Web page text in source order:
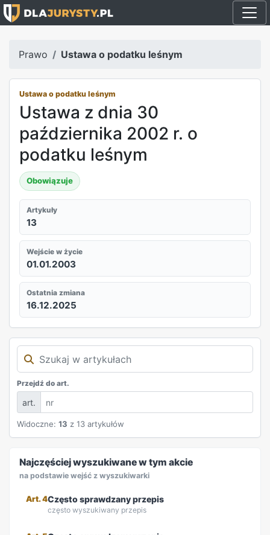
Prawo Ustawa o podatku leśnym
Ustawa o podatku leśnym
Ustawa z dnia 30
października 2002 r. o
podatku leśnym
Obowiązuje
Artykuły
13
Wejście w życie
01.01.2003
Ostatnia zmiana
16.12.2025
Przejdź do art.
art.
Widoczne: 13 z 13 artykułów
Najczęściej wyszukiwane w tym akcie
na podstawie wejść z wyszukiwarki
Art. 4Często sprawdzany przepis
często wyszukiwany przepis